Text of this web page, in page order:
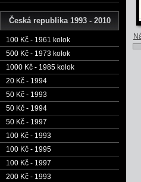
Česká republika 1993 - 2010
100 Kč - 1961 kolok
500 Kč - 1973 kolok
1000 Kč - 1985 kolok
20 Kč - 1994
50 Kč - 1993
50 Kč - 1994
50 Kč - 1997
100 Kč - 1993
100 Kč - 1995
100 Kč - 1997
200 Kč - 1993